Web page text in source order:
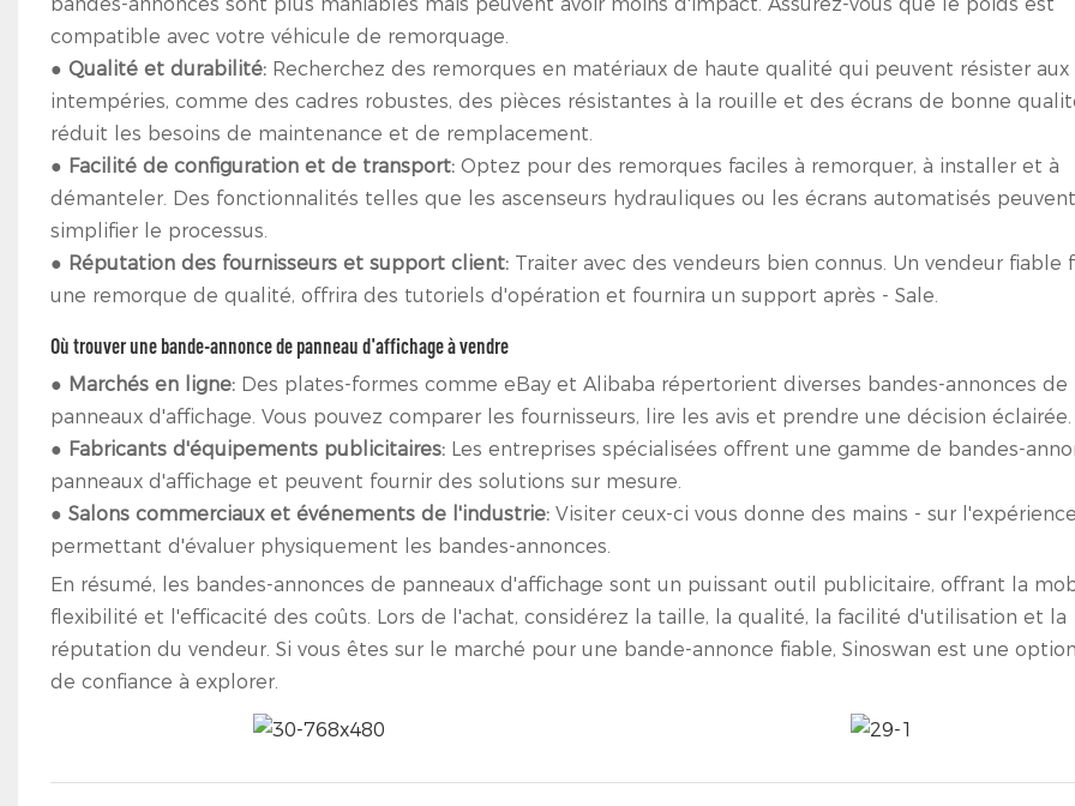
compatible avec votre véhicule de remorquage.
● Qualité et durabilité: Recherchez des remorques en matériaux de haute qualité qui peuvent résister aux
intempéries, comme des cadres robustes, des pièces résistantes à la rouille et des écrans de bonne
réduit les besoins de maintenance et de remplacement.
● Facilité de configuration et de transport: Optez pour des remorques faciles à remorquer, à installer et à
démanteler. Des fonctionnalités telles que les ascenseurs hydrauliques ou les écrans automatisés peuvent
simplifier le processus.
● Réputation des fournisseurs et support client: Traiter avec des vendeurs bien connus. Un vendeur fiable
une remorque de qualité, offrira des tutoriels d'opération et fournira un support après - Sale.
Où trouver une bande-annonce de panneau d'affichage à vendre
● Marchés en ligne: Des plates-formes comme eBay et Alibaba répertorient diverses bandes-annonces de
panneaux d'affichage. Vous pouvez comparer les fournisseurs, lire les avis et prendre une décision éclairée.
● Fabricants d'équipements publicitaires: Les entreprises spécialisées offrent une gamme de bandes-
panneaux d'affichage et peuvent fournir des solutions sur mesure.
● Salons commerciaux et événements de l'industrie: Visiter ceux-ci vous donne des mains - sur
permettant d'évaluer physiquement les bandes-annonces.
En résumé, les bandes-annonces de panneaux d'affichage sont un puissant outil publicitaire, offrant la
flexibilité et l'efficacité des coûts. Lors de l'achat, considérez la taille, la qualité, la facilité d'utilisation et la
réputation du vendeur. Si vous êtes sur le marché pour une bande-annonce fiable, Sinoswan est une
de confiance à explorer.